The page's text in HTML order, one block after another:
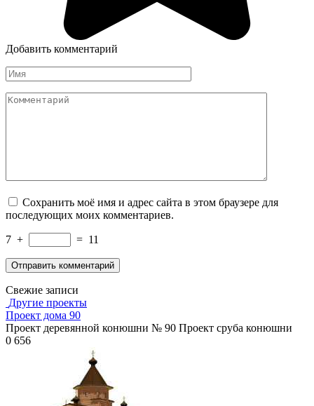
Добавить комментарий
Имя
Комментарий
Сохранить моё имя и адрес сайта в этом браузере для
последующих моих комментариев.
7 + = 11
Свежие записи
Другие проекты
Проект дома 90
Проект деревянной конюшни № 90 Проект сруба конюшни
0 656